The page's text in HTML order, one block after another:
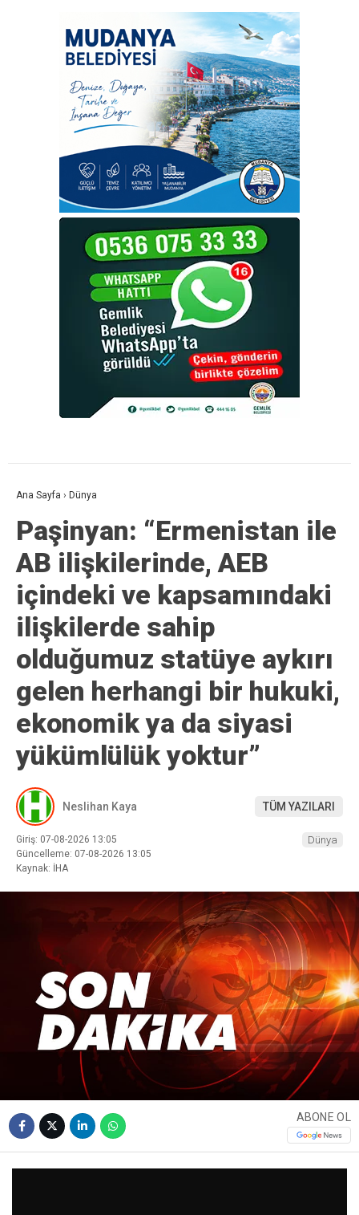
Ana Sayfa › Dünya
Paşinyan: “Ermenistan ile
AB ilişkilerinde, AEB
içindeki ve kapsamındaki
ilişkilerde sahip
olduğumuz statüye aykırı
gelen herhangi bir hukuki,
ekonomik ya da siyasi
yükümlülük yoktur”
Neslihan Kaya TÜM YAZILARI
Giriş: 07-08-2026 13:05
Güncelleme: 07-08-2026 13:05
Kaynak: İHA
Dünya
ABONE OL